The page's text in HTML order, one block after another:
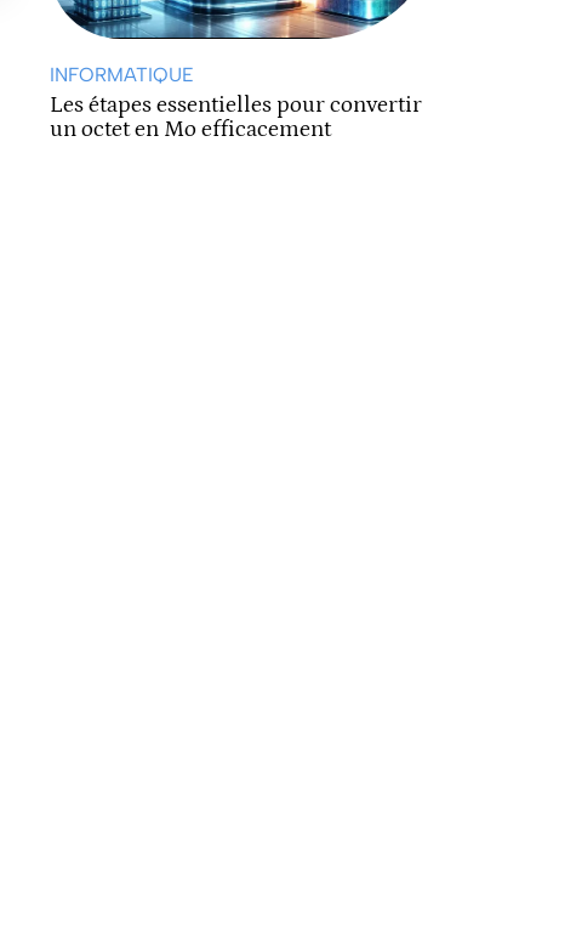
INFORMATIQUE
Les étapes essentielles pour convertir
un octet en Mo efficacement